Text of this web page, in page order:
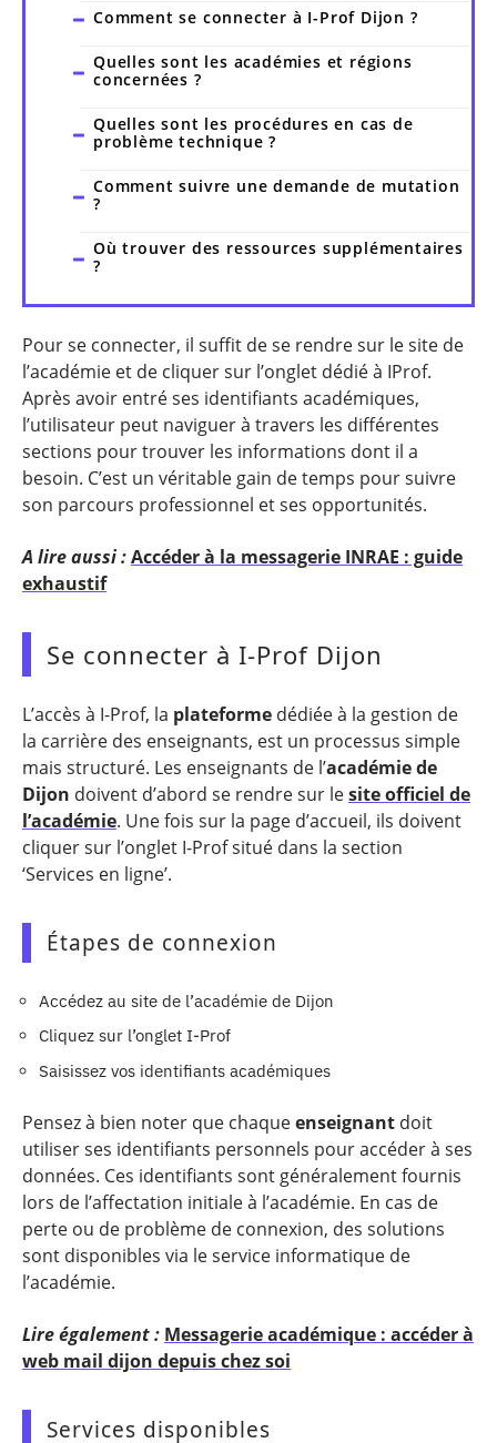
Comment se connecter à I-Prof Dijon ?
Quelles sont les académies et régions
concernées ?
Quelles sont les procédures en cas de
problème technique ?
Comment suivre une demande de mutation
?
Où trouver des ressources supplémentaires
?
Pour se connecter, il suffit de se rendre sur le site de
l’académie et de cliquer sur l’onglet dédié à IProf.
Après avoir entré ses identifiants académiques,
l’utilisateur peut naviguer à travers les différentes
sections pour trouver les informations dont il a
besoin. C’est un véritable gain de temps pour suivre
son parcours professionnel et ses opportunités.
A lire aussi :Accéder à la messagerie INRAE : guide
exhaustif
Se connecter à I-Prof Dijon
L’accès à I-Prof, la plateforme dédiée à la gestion de
la carrière des enseignants, est un processus simple
mais structuré. Les enseignants de l’académie de
Dijon doivent d’abord se rendre sur lesite officiel de
l’académie. Une fois sur la page d’accueil, ils doivent
cliquer sur l’onglet I-Prof situé dans la section
‘Services en ligne’.
Étapes de connexion
Accédez au site de l’académie de Dijon
Cliquez sur l’onglet I-Prof
Saisissez vos identifiants académiques
Pensez à bien noter que chaqueenseignant doit
utiliser ses identifiants personnels pour accéder à ses
données. Ces identifiants sont généralement fournis
lors de l’affectation initiale à l’académie. En cas de
perte ou de problème de connexion, des solutions
sont disponibles via le service informatique de
l’académie.
Lire également : Messagerie académique : accéder à
web mail dijon depuis chez soi
Services disponibles